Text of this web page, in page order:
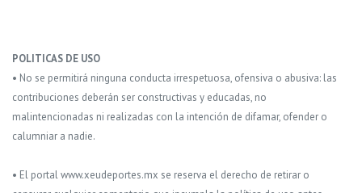
POLITICAS DE USO
• No se permitirá ninguna conducta irrespetuosa, ofensiva o abusiva: las
contribuciones deberán ser constructivas y educadas, no
malintencionadas ni realizadas con la intención de difamar, ofender o
calumniar a nadie.
• El portal www.xeudeportes.mx se reserva el derecho de retirar o